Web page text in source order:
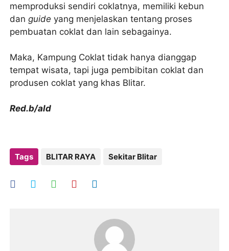
memproduksi sendiri coklatnya, memiliki kebun
danguide yang menjelaskan tentang proses
pembuatan coklat dan lain sebagainya.
Maka, Kampung Coklat tidak hanya dianggap
tempat wisata, tapi juga pembibitan coklat dan
produsen coklat yang khas Blitar.
Red.b/ald
Tags BLITAR RAYA Sekitar Blitar